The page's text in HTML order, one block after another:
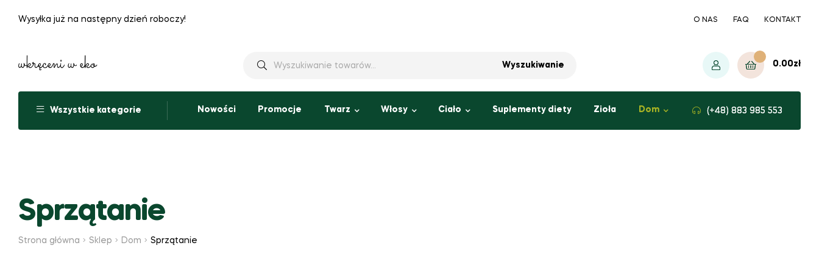
Wysyłka już na następny dzień roboczy! O NAS FAQ KONTAKT
Wyszukiwanie 0.00zł
Wszystkie kategorie Nowości Promocje Twarz Włosy Ciało Suplementy diety Zioła Dom (+48) ‭883 985 553‬
Sprzątanie
Strona główna Sklep Dom Sprzątanie